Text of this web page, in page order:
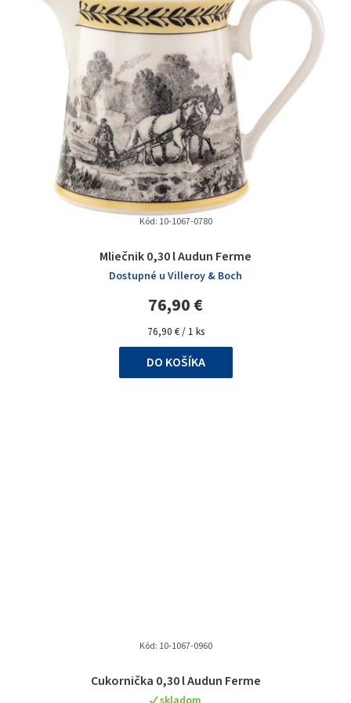
Mliečnik 0,30 l Audun Ferme
Dostupné u Villeroy & Boch
76,90 €
Jednotková
cena:
76,90 € / 1 ks
DO KOŠÍKA
Kód: 10-1067-0780
Cukornička 0,30 l Audun Ferme
hodnotenie
Kód: 10-1067-0960